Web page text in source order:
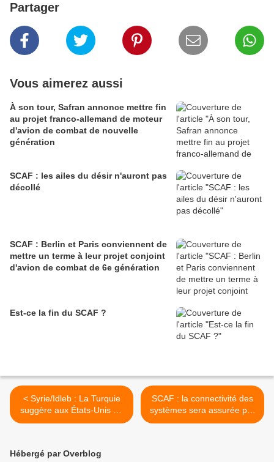
Partager
Vous aimerez aussi
À son tour, Safran annonce mettre fin
au projet franco-allemand de moteur
d'avion de combat de nouvelle
génération
SCAF : les ailes du désir n'auront pas
décollé
SCAF : Berlin et Paris conviennent de
mettre un terme à leur projet conjoint
d'avion de combat de 6e génération
Est-ce la fin du SCAF ?
< Syrie/Idleb : La Turquie
suggère aux États-Unis de
lui livrer des batteries de
SCAF : la connectivité des
systèmes sera assurée par
Airbus et Thales >
Hébergé par Overblog